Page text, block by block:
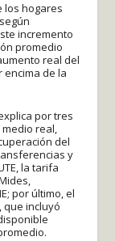
los hogares
incremento
promedio
real del
de la
por tres
real,
del
y
la tarifa
por último, el
que incluyó